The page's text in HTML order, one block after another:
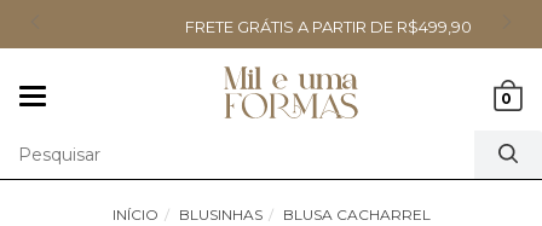
FRETE GRÁTIS A PARTIR DE R$499,90
0
INÍCIO BLUSINHAS BLUSA CACHARREL